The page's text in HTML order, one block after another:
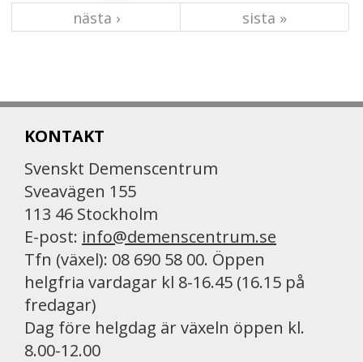
nästa ›
sista »
KONTAKT
Svenskt Demenscentrum
Sveavägen 155
113 46 Stockholm
E-post: info@demenscentrum.se
Tfn (växel): 08 690 58 00. Öppen
helgfria vardagar kl 8-16.45 (16.15 på
fredagar)
Dag före helgdag är växeln öppen kl.
8.00-12.00